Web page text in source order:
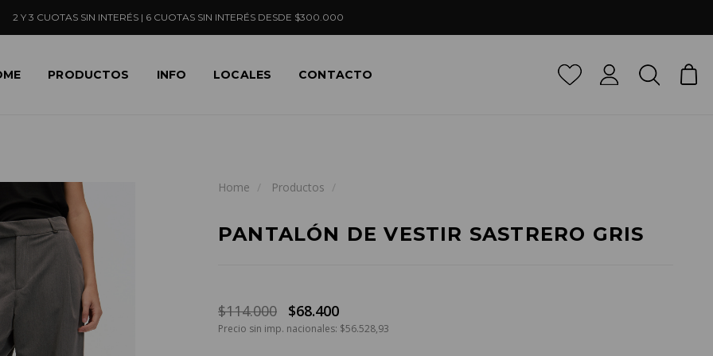
2 Y 3 CUOTAS SIN INTERÉS | 6 CUOTAS SIN INTERÉS DESDE $300.000
PRODUCTOS INFO LOCALES CONTACTO
Home Productos
PANTALÓN DE VESTIR SASTRERO GRIS
$114.000 $68.400
Precio sin imp. nacionales: $56.528,93